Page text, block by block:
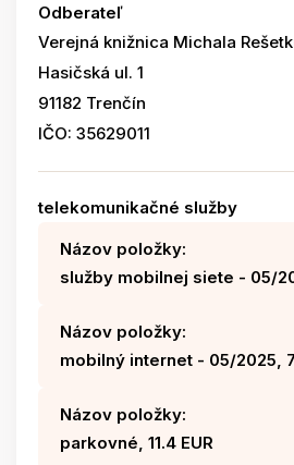
Odberateľ
Verejná knižnica Michala
Hasičská ul. 1
91182 Trenčín
IČO: 35629011
telekomunikačné služby
Názov položky:
služby mobilnej siete - 05/
Názov položky:
mobilný internet - 05/2025,
Názov položky:
parkovné, 11.4 EUR